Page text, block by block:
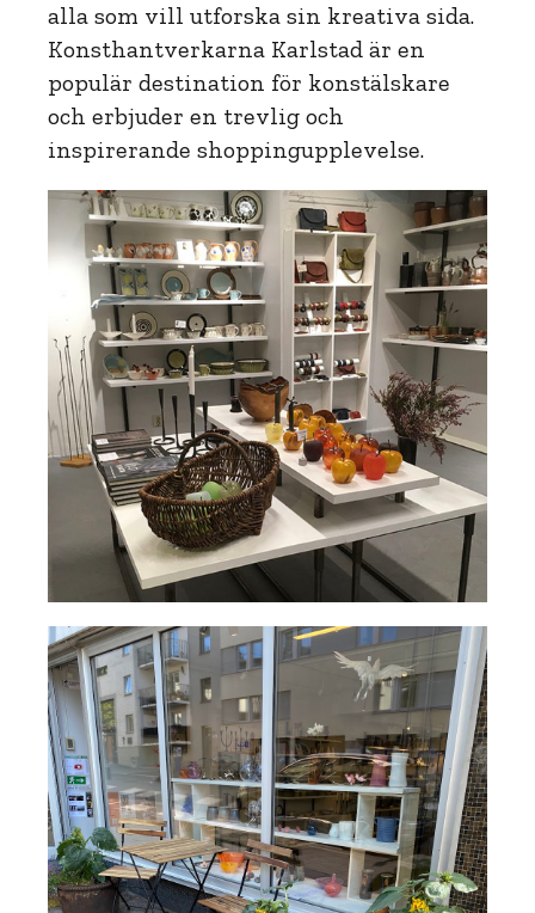
alla som vill utforska sin kreativa sida.
Konsthantverkarna Karlstad är en
populär destination för konstälskare
och erbjuder en trevlig och
inspirerande shoppingupplevelse.